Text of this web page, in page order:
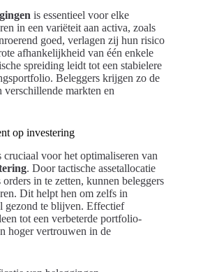
is essentieel voor elke
in een variëteit aan activa, zoals
goed, verlagen zij hun risico
afhankelijkheid van één enkele
spreiding leidt tot een stabielere
Beleggers krijgen zo de
markten en
op investering
cruciaal voor het optimaliseren van
. Door tactische assetallocatie
orders in te zetten, kunnen beleggers
Dit helpt hen om zelfs in
gezond te blijven. Effectief
tot een verbeterde portfolio-
hoger vertrouwen in de